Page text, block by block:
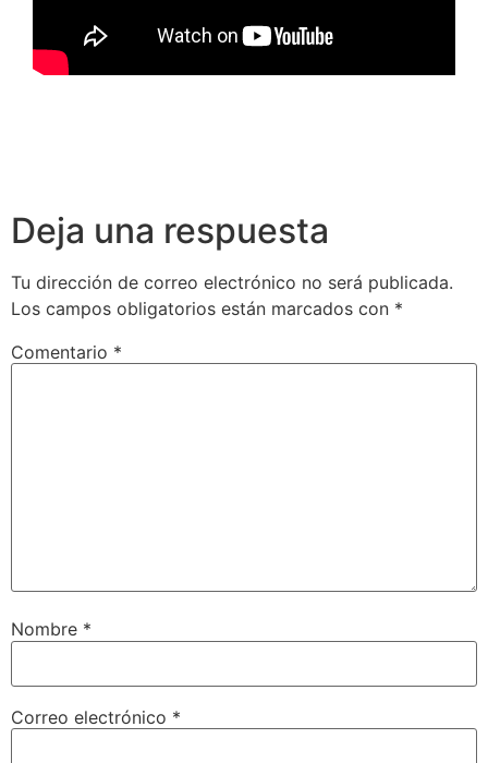
Deja una respuesta
Tu dirección de correo electrónico no será publicada.
Los campos obligatorios están marcados con *
Comentario *
Nombre *
Correo electrónico *